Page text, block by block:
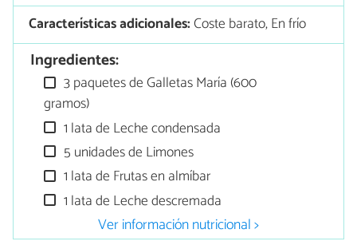
Características adicionales:Coste barato, En frío
Ingredientes:
3 paquetes de Galletas María (600
gramos)
1 lata de Leche condensada
5 unidades de Limones
1 lata de Frutas en almíbar
1 lata de Leche descremada
Ver información nutricional >